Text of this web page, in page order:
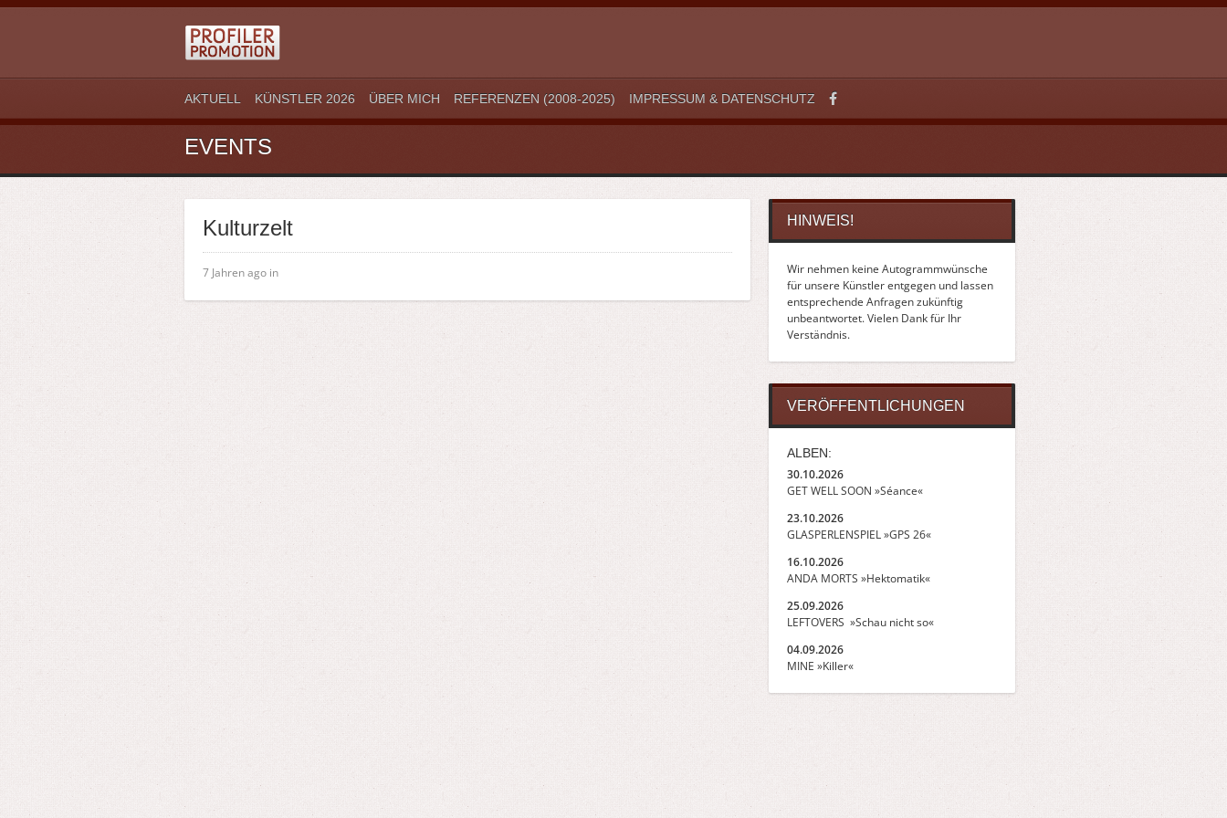
AKTUELL KÜNSTLER 2026 ÜBER MICH REFERENZEN (2008-2025) IMPRESSUM & DATENSCHUTZ
EVENTS
Kulturzelt
7 Jahren ago in
HINWEIS!
Wir nehmen keine Autogrammwünsche
für unsere Künstler entgegen und lassen
entsprechende Anfragen zukünftig
unbeantwortet. Vielen Dank für Ihr
Verständnis.
VERÖFFENTLICHUNGEN
ALBEN:
30.10.2026
GET WELL SOON »Séance«
23.10.2026
GLASPERLENSPIEL »GPS 26«
16.10.2026
ANDA MORTS »Hektomatik«
25.09.2026
LEFTOVERS »Schau nicht so«
04.09.2026
MINE »Killer«